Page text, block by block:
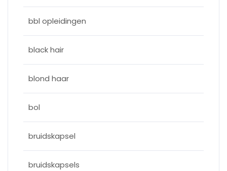
bbl opleidingen
black hair
blond haar
bol
bruidskapsel
bruidskapsels